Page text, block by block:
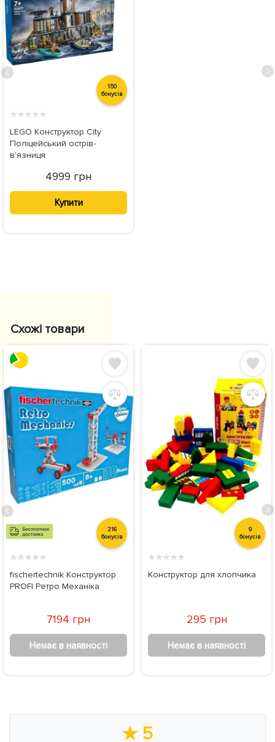
150
бонусів
★★★★★
LEGO Конструктор City
Поліцейський острів-
в'язниця
4999 грн
Купити
Схожі товари
216
бонусів
★★★★★
fischertechnik Конструктор
PROFI Ретро Механіка
7194 грн
Немає в наявності
9
бонусів
★★★★★
Конструктор для хлопчика
295 грн
Немає в наявності
★ 5